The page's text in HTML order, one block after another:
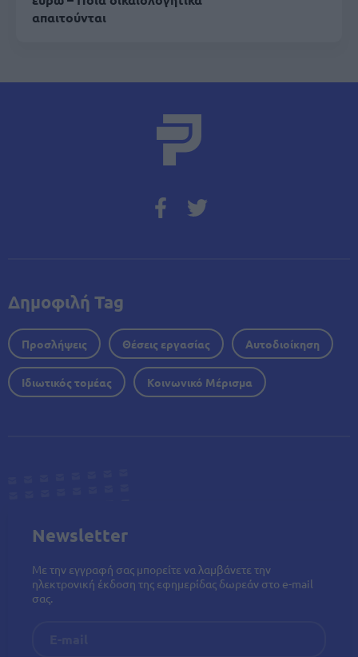
απαιτούνται
Δημοφιλή Tag
Προσλήψεις Θέσεις εργασίας Αυτοδιοίκηση
Ιδιωτικός τομέας Κοινωνικό Μέρισμα
Newsletter
Με την εγγραφή σας μπορείτε να λαμβάνετε την
ηλεκτρονική έκδοση της εφημερίδας δωρεάν στο e-mail
σας.